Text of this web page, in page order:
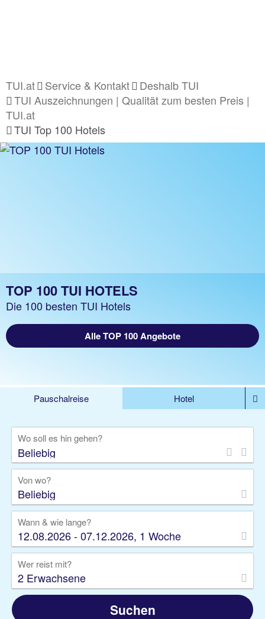
TUI.at Service & Kontakt
Deshalb TUI
TUI Auszeichnungen | Qualität zum besten Preis |
TUI.at
TUI Top 100 Hotels
TOP 100 TUI HOTELS
Die 100 besten TUI Hotels
Alle TOP 100 Angebote
Pauschalreise
Hotel
Rundreise
Kreuzfahrt
Gruppenreise
Camper Privattransfer
Wo soll es hin gehen?
Von wo?
Beliebig
Wann & wie lange?
12.08.2026 - 07.12.2026, 1 Woche
Wer reist mit?
2 Erwachsene
Suchen